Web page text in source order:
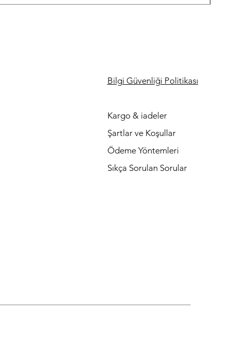
Bilgi Güvenliği Politikası
Kargo & iadeler
Şartlar ve Koşullar
Ödeme Yöntemleri
Sıkça Sorulan Sorular